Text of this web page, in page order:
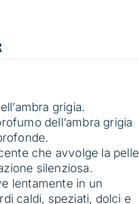
grigia.
dell’ambra grigia
che avvolge la pelle
silenziosa.
lentamente in un
caldi, speziati, dolci e